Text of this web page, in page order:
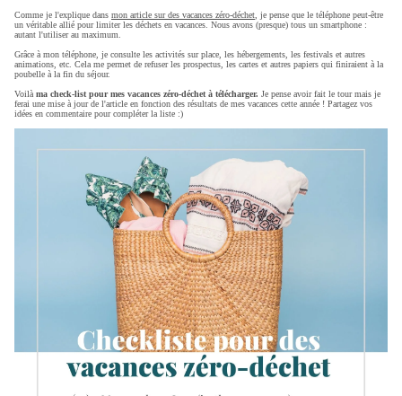
Comme je l'explique dans mon article sur des vacances zéro-déchet , je pense que le téléphone peut-être
un véritable allié pour limiter les déchets en vacances. Nous avons (presque) tous un smartphone :
autant l'utiliser au maximum.
Grâce à mon téléphone, je consulte les activités sur place, les hébergements, les festivals et autres
animations, etc. Cela me permet de refuser les prospectus, les cartes et autres papiers qui finiraient à la
poubelle à la fin du séjour.
Voilà ma check-list pour mes vacances zéro-déchet à télécharger. Je pense avoir fait le tour mais je
ferai une mise à jour de l'article en fonction des résultats de mes vacances cette année ! Partagez vos
idées en commentaire pour compléter la liste :)